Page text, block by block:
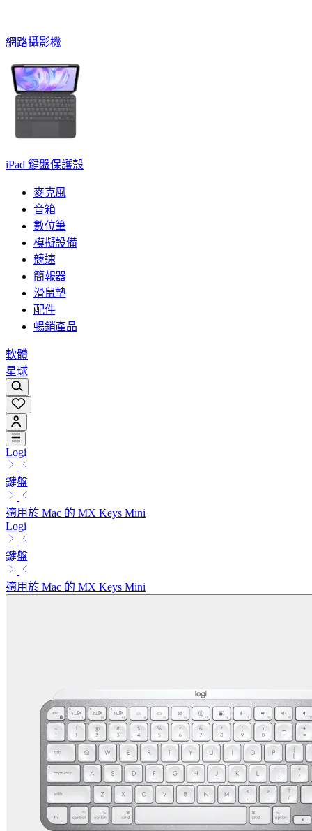
網路攝影機
iPad 鍵盤保護殼
麥克風
音箱
數位筆
模擬設備
競速
簡報器
滑鼠墊
配件
暢銷產品
軟體
星球
Logi
鍵盤
適用於 Mac 的 MX Keys Mini
Logi
鍵盤
適用於 Mac 的 MX Keys Mini